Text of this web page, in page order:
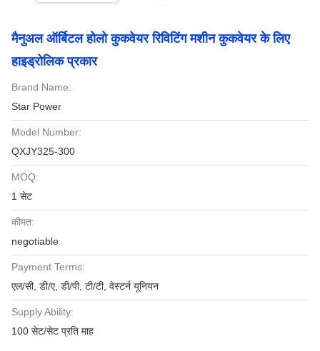
मैनुअल ऑर्बिटल होलो कुकवेयर रिविटिंग मशीन कुकवेयर के लिए
हाइड्रोलिक प्रकार
Brand Name:
Star Power
Model Number:
QXJY325-300
MOQ:
1 सेट
कीमत:
negotiable
Payment Terms:
एल/सी, डी/ए, डी/पी, टी/टी, वेस्टर्न यूनियन
Supply Ability:
100 सेट/सेट प्रति माह